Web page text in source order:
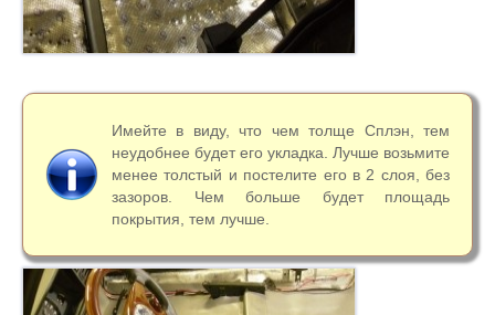
Имейте в виду, что чем толще Сплэн, тем
неудобнее будет его укладка. Лучше возьмите
менее толстый и постелите его в 2 слоя, без
зазоров. Чем больше будет площадь
покрытия, тем лучше.